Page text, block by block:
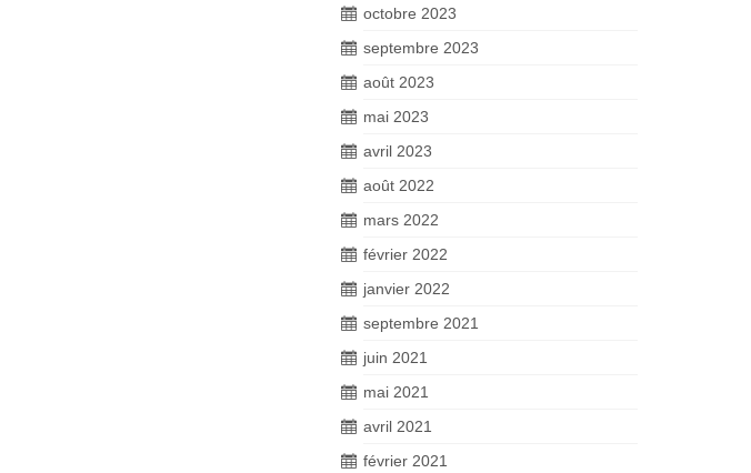
octobre 2023
septembre 2023
août 2023
mai 2023
avril 2023
août 2022
mars 2022
février 2022
janvier 2022
septembre 2021
juin 2021
mai 2021
avril 2021
février 2021